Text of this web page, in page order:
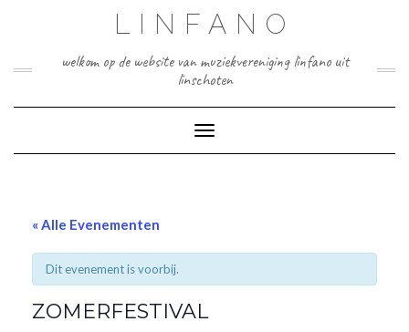
LINFANO
welkom op de website van muziekvereniging linfano uit
linschoten
Toggle navigatie
« Alle Evenementen
Dit evenement is voorbij.
ZOMERFESTIVAL